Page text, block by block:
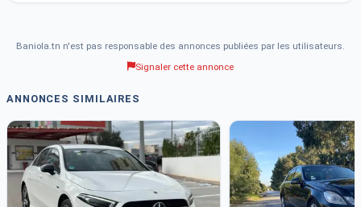
Baniola.tn n'est pas responsable des annonces publiées par les utilisateurs.
Signaler cette annonce
ANNONCES SIMILAIRES